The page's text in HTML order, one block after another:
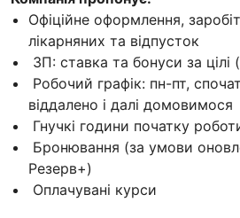
Офіційне оформлення,
лікарняних та відпусток
ЗП: ставка та бонуси за цілі
Робочий графік: пн-пт,
віддалено і далі домовимося
Гнучкі години початку
Бронювання (за умови
Резерв+)
Оплачувані курси